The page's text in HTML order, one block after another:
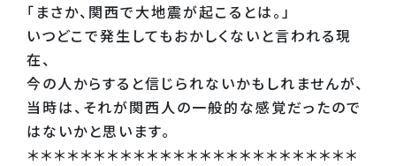
「まさか、関西で大地震が起こるとは。」
いつどこで発生してもおかしくないと言われる現
在、
今の人からすると信じられないかもしれませんが、
当時は、それが関西人の一般的な感覚だったので
はないかと思います。
＊＊＊＊＊＊＊＊＊＊＊＊＊＊＊＊＊＊＊＊＊＊＊＊＊